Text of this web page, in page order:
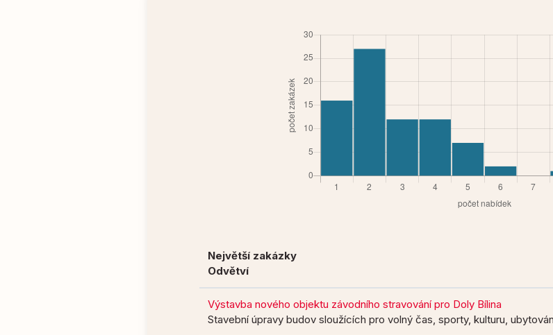
Největší zakázky
Odvětví
Výstavba nového objektu závodního stravování pro Doly Bílina
Stavební úpravy budov sloužících pro volný čas, sporty, kulturu,